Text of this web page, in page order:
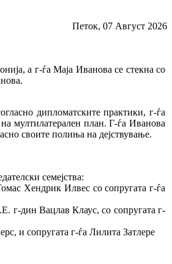
Петок, 07 Август 2026
а г-ѓа Маја Иванова се стекна со
дипломатските практики, г-ѓа
мултилатерален план. Г-ѓа Иванова
своите полиња на дејствување.
семејства:
Хендрик Илвес со сопругата г-ѓа
г-дин Вацлав Клаус, со сопругата г-
и сопругата г-ѓа Лилита Затлере